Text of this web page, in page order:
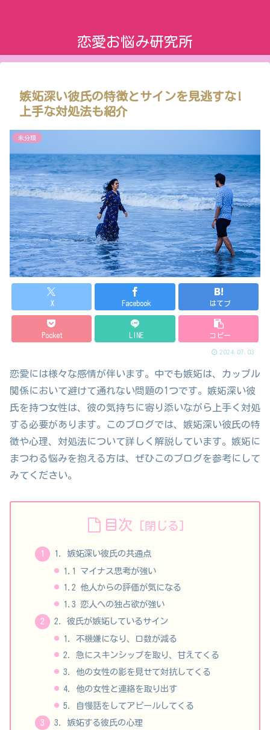
恋愛お悩み研究所
嫉妬深い彼氏の特徴とサインを見逃すな!
上手な対処法も紹介
未分類
X Facebook はてブ
Pocket LINE コピー
2024.07.03
恋愛には様々な感情が伴います。中でも嫉妬は、カップル
関係において避けて通れない問題の1つです。嫉妬深い彼
氏を持つ女性は、彼の気持ちに寄り添いながら上手く対処
する必要があります。このブログでは、嫉妬深い彼氏の特
徴や心理、対処法について詳しく解説しています。嫉妬に
まつわる悩みを抱える方は、ぜひこのブログを参考にして
みてください。
目次
1. 嫉妬深い彼氏の共通点
1.1 マイナス思考が強い
1.2 他人からの評価が気になる
1.3 恋人への独占欲が強い
2. 彼氏が嫉妬しているサイン
1. 不機嫌になり、口数が減る
2. 急にスキンシップを取り、甘えてくる
3. 他の女性の影を見せて対抗してくる
4. 他の女性と連絡を取り出す
5. 自慢話をしてアピールしてくる
3. 嫉妬する彼氏の心理